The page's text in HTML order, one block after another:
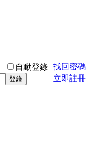
自動登錄 找回密碼
登錄 立即註冊